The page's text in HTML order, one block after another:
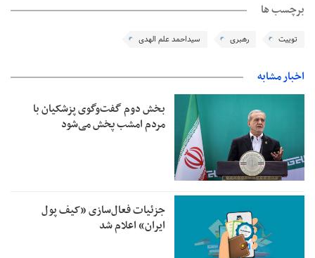
برچسب ها
توییت رهبری سیداحمد علم الهدی
اخبار مشابه
بخش دوم گفت‌وگوی پزشکیان با
مردم امشب پخش می‌شود
جزئیات فعال‌سازی «کیف پول
ایران» اعلام شد